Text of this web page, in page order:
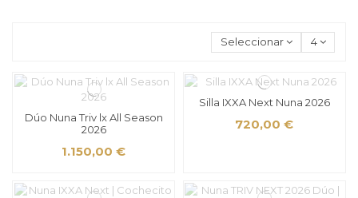
Seleccionar 4
Dúo Nuna Triv lx All Season
2026
1.150,00 €
Silla IXXA Next Nuna 2026
720,00 €